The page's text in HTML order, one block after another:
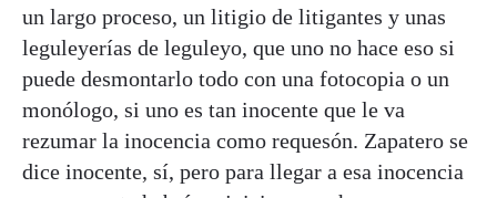
un largo proceso, un litigio de litigantes y unas
leguleyerías de leguleyo, que uno no hace eso si
puede desmontarlo todo con una fotocopia o un
monólogo, si uno es tan inocente que le va
rezumar la inocencia como requesón. Zapatero se
dice inocente, sí, pero para llegar a esa inocencia